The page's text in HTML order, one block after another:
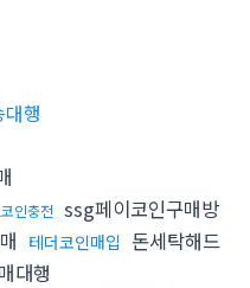
행
인충전 ssg페이코인구매방
테더코인매입 돈세탁해드
대행